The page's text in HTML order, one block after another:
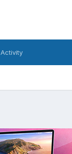
Activity